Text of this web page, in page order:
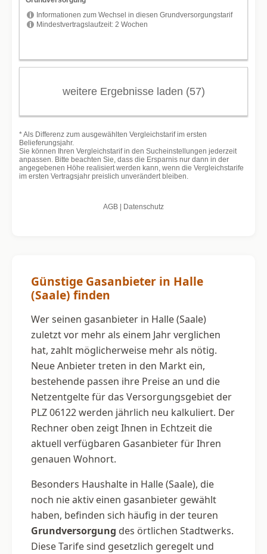
Günstige Gasanbieter in Halle
(Saale) finden
Wer seinen gasanbieter in Halle (Saale)
zuletzt vor mehr als einem Jahr verglichen
hat, zahlt möglicherweise mehr als nötig.
Neue Anbieter treten in den Markt ein,
bestehende passen ihre Preise an und die
Netzentgelte für das Versorgungsgebiet der
PLZ 06122 werden jährlich neu kalkuliert. Der
Rechner oben zeigt Ihnen in Echtzeit die
aktuell verfügbaren Gasanbieter für Ihren
genauen Wohnort.
Besonders Haushalte in Halle (Saale), die
noch nie aktiv einen gasanbieter gewählt
haben, befinden sich häufig in der teuren
Grundversorgung des örtlichen Stadtwerks.
Diese Tarife sind gesetzlich geregelt und